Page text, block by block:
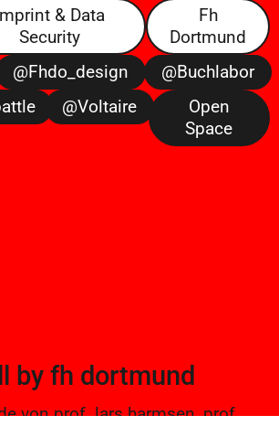
Imprint & Data
Security
Fh
Dortmund
@fhdo_design
@buchlabor
@voltaire
Open
Space
by fh dortmund
von prof. lars harmsen, prof.